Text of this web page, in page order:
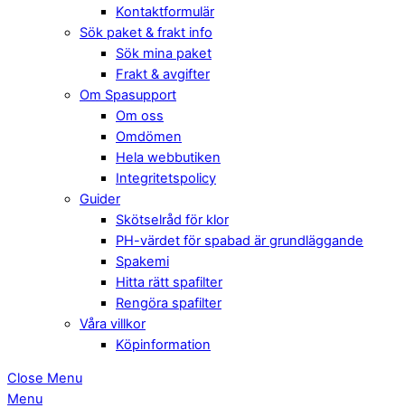
Kontaktformulär
Sök paket & frakt info
Sök mina paket
Frakt & avgifter
Om Spasupport
Om oss
Omdömen
Hela webbutiken
Integritetspolicy
Guider
Skötselråd för klor
PH-värdet för spabad är grundläggande
Spakemi
Hitta rätt spafilter
Rengöra spafilter
Våra villkor
Köpinformation
Close Menu
Menu